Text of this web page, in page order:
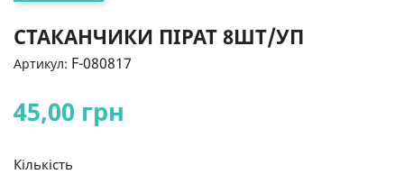
СТАКАНЧИКИ ПІРАТ 8ШТ/УП
Артикул: F-080817
45,00 грн
Кількість